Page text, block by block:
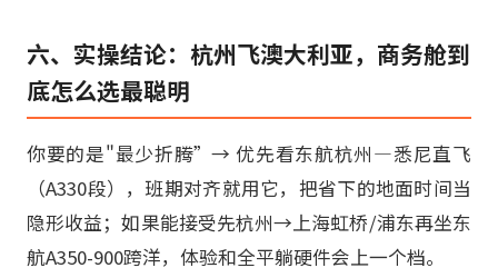
六、实操结论：杭州飞澳大利亚，商务舱到
底怎么选最聪明
你要的是"最少折腾”→ 优先看东航杭州—悉尼直飞
（A330段），班期对齐就用它，把省下的地面时间当
隐形收益；如果能接受先杭州→上海虹桥/浦东再坐东
航A350-900跨洋，体验和全平躺硬件会上一个档。